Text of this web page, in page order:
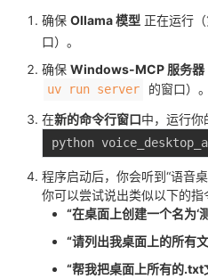
确保 Ollama 模型 正在运行
口）。
确保 Windows-MCP 服务器
uv run server
的窗口）。
在新的命令行窗口中，运行你
程序启动后，你会听到“语音
你可以尝试说出类似以下的指
“在桌面上创建一个名为‘
“请列出我桌面上的所有
“帮我把桌面上所有的.txt